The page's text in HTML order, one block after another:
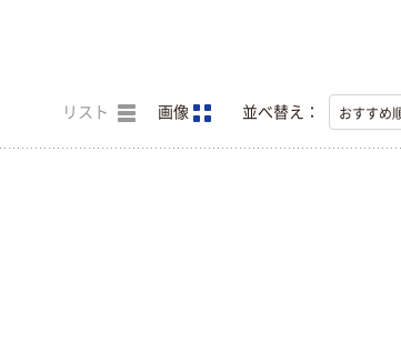
リスト 画像 並べ替え：